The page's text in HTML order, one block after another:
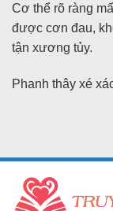
Cơ thể rõ ràng
được cơn đau,
tận xương tủy.
Phanh thây xé